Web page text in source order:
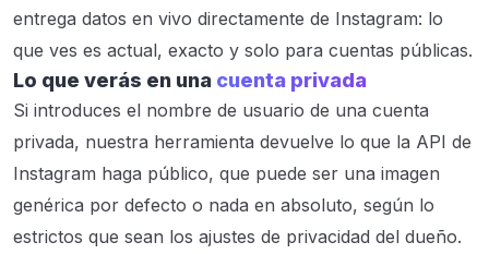
entrega datos en vivo directamente de Instagram: lo
que ves es actual, exacto y solo para cuentas públicas.
Lo que verás en una cuenta privada
Si introduces el nombre de usuario de una cuenta
privada, nuestra herramienta devuelve lo que la API de
Instagram haga público, que puede ser una imagen
genérica por defecto o nada en absoluto, según lo
estrictos que sean los ajustes de privacidad del dueño.